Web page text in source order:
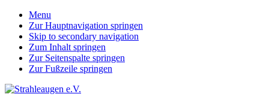
Menu
Zur Hauptnavigation springen
Skip to secondary navigation
Zum Inhalt springen
Zur Seitenspalte springen
Zur Fußzeile springen